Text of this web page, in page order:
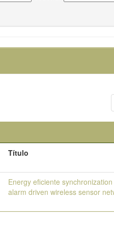
Título
Energy eficiente
alarm driven wireless sensor